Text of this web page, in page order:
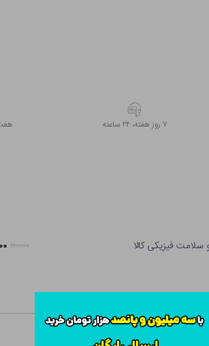
۷ روز ﻫﻔﺘﻪ، ۲۴ ﺳﺎﻋﺘﻪ
سلامت فیزیکی کالا ۱۱۰۰۰۰